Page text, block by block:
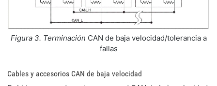
Figura 3. Terminación CAN de baja velocidad/tolerancia a
fallas
Cables y accesorios CAN de baja velocidad